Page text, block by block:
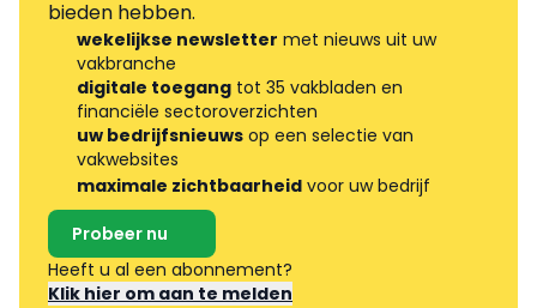
bieden hebben.
wekelijkse newsletter met nieuws uit uw
vakbranche
digitale toegang tot 35 vakbladen en
financiële sectoroverzichten
uw bedrijfsnieuws op een selectie van
vakwebsites
maximale zichtbaarheid voor uw bedrijf
Probeer nu
Heeft u al een abonnement?
Klik hier om aan te melden